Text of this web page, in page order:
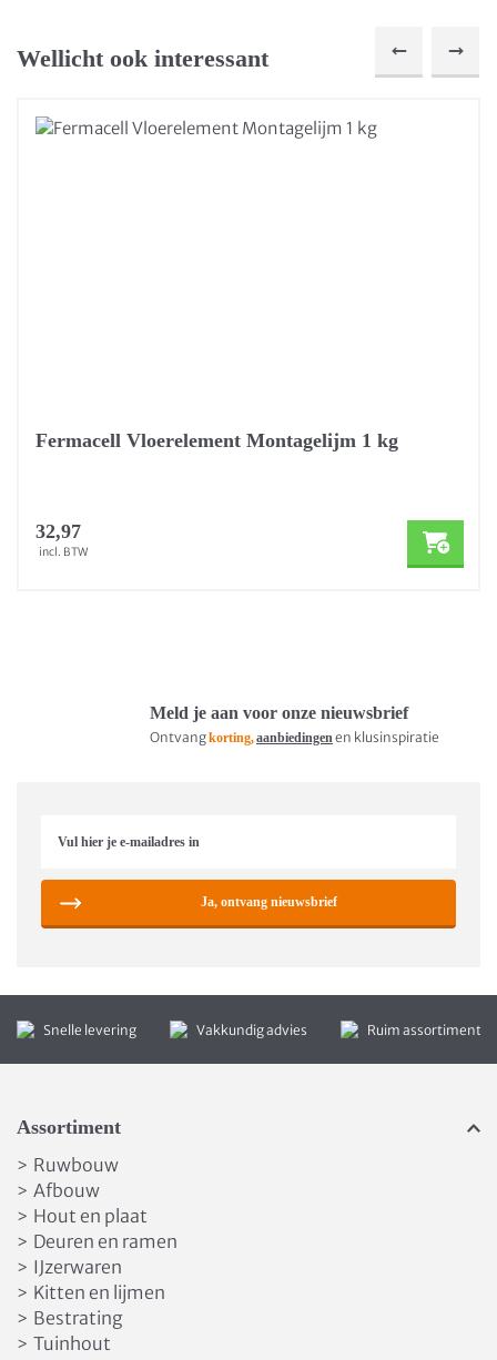
Wellicht ook interessant
Fermacell Vloerelement Montagelijm 1 kg
32,97
incl. BTW
Meld je aan voor onze nieuwsbrief
Ontvangkorting,aanbiedingenen klusinspiratie
Ja, ontvang nieuwsbrief
Snelle levering Vakkundig advies Ruim assortiment
Assortiment
> Ruwbouw
> Afbouw
> Hout en plaat
> Deuren en ramen
> IJzerwaren
> Kitten en lijmen
> Bestrating
> Tuinhout